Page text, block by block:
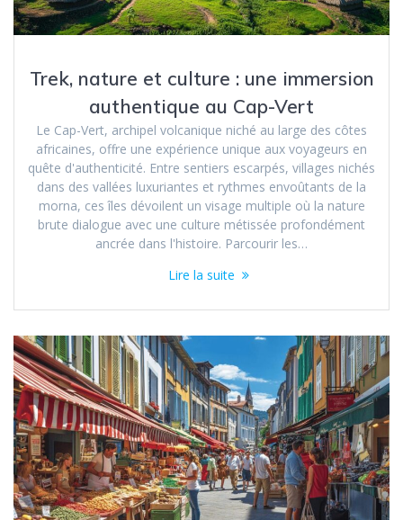
Trek, nature et culture : une immersion
authentique au Cap-Vert
Le Cap-Vert, archipel volcanique niché au large des côtes
africaines, offre une expérience unique aux voyageurs en
quête d'authenticité. Entre sentiers escarpés, villages nichés
dans des vallées luxuriantes et rythmes envoûtants de la
morna, ces îles dévoilent un visage multiple où la nature
brute dialogue avec une culture métissée profondément
ancrée dans l'histoire. Parcourir les…
Lire la suite